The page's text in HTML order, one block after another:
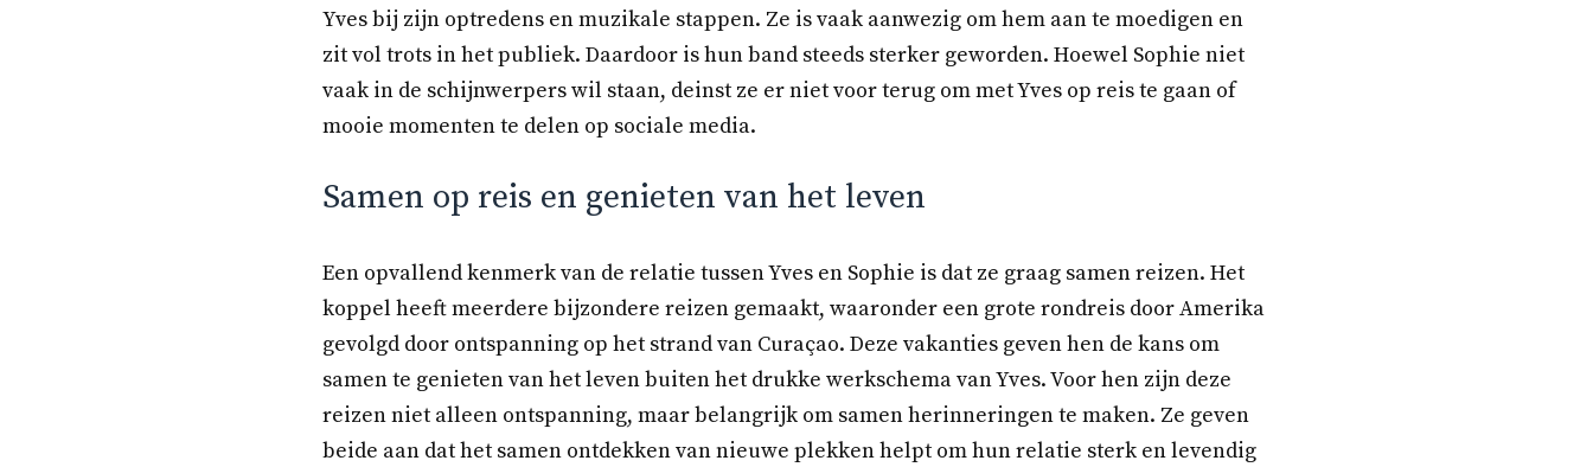
Yves bij zijn optredens en muzikale stappen. Ze is vaak aanwezig om hem aan te moedigen en
zit vol trots in het publiek. Daardoor is hun band steeds sterker geworden. Hoewel Sophie niet
vaak in de schijnwerpers wil staan, deinst ze er niet voor terug om met Yves op reis te gaan of
mooie momenten te delen op sociale media.
Samen op reis en genieten van het leven
Een opvallend kenmerk van de relatie tussen Yves en Sophie is dat ze graag samen reizen. Het
koppel heeft meerdere bijzondere reizen gemaakt, waaronder een grote rondreis door Amerika
gevolgd door ontspanning op het strand van Curaçao. Deze vakanties geven hen de kans om
samen te genieten van het leven buiten het drukke werkschema van Yves. Voor hen zijn deze
reizen niet alleen ontspanning, maar belangrijk om samen herinneringen te maken. Ze geven
beide aan dat het samen ontdekken van nieuwe plekken helpt om hun relatie sterk en levendig